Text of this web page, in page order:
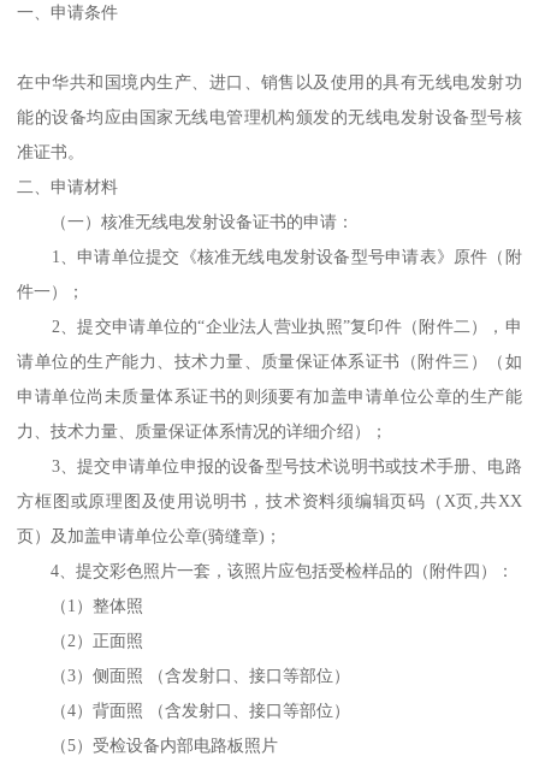
一、申请条件
在中华共和国境内生产、进口、销售以及使用的具有无线电发射功
能的设备均应由国家无线电管理机构颁发的无线电发射设备型号核
准证书。
二、申请材料
（一）核准无线电发射设备证书的申请：
1、申请单位提交《核准无线电发射设备型号申请表》原件（附
件一）；
2、提交申请单位的“企业法人营业执照”复印件（附件二），申
请单位的生产能力、技术力量、质量保证体系证书（附件三）（如
申请单位尚未质量体系证书的则须要有加盖申请单位公章的生产能
力、技术力量、质量保证体系情况的详细介绍）；
3、提交申请单位申报的设备型号技术说明书或技术手册、电路
方框图或原理图及使用说明书，技术资料须编辑页码（X页,共XX
页）及加盖申请单位公章(骑缝章)；
4、提交彩色照片一套，该照片应包括受检样品的（附件四）：
（1）整体照
（2）正面照
（3）侧面照 （含发射口、接口等部位）
（4）背面照 （含发射口、接口等部位）
（5）受检设备内部电路板照片